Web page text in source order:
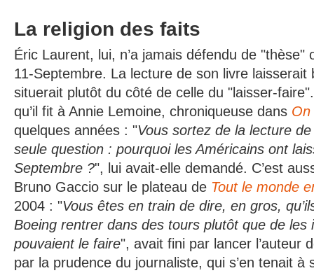
La religion des faits
Éric Laurent, lui, n’a jamais défendu de "thèse"
11-Septembre. La lecture de son livre laisserait
situerait plutôt du côté de celle du "laisser-faire".
qu’il fit à Annie Lemoine, chroniqueuse dans On
quelques années : "Vous sortez de la lecture
seule question : pourquoi les Américains ont
Septembre ?", lui avait-elle demandé. C’est
Bruno Gaccio sur le plateau de Tout le monde
2004 : "Vous êtes en train de dire, en gros,
Boeing rentrer dans des tours plutôt que de les
pouvaient le faire", avait fini par lancer l’auteur
par la prudence du journaliste, qui s’en tenait à